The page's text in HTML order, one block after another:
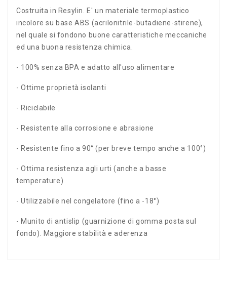
Costruita in Resylin. E' un materiale termoplastico
incolore su base ABS (acrilonitrile-butadiene-stirene),
nel quale si fondono buone caratteristiche meccaniche
ed una buona resistenza chimica.
- 100% senza BPA e adatto all'uso alimentare
- Ottime proprietà isolanti
- Riciclabile
- Resistente alla corrosione e abrasione
- Resistente fino a 90° (per breve tempo anche a 100°)
- Ottima resistenza agli urti (anche a basse
temperature)
- Utilizzabile nel congelatore (fino a -18°)
- Munito di antislip (guarnizione di gomma posta sul
fondo). Maggiore stabilità e aderenza